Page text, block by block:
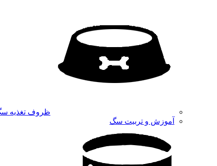
ظروف تغذیه
آموزش و تربیت سگ